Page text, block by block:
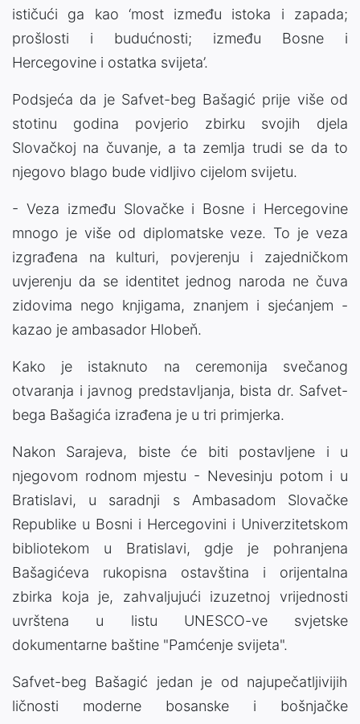
ističući ga kao ‘most između istoka i zapada;
prošlosti i budućnosti; između Bosne i
Hercegovine i ostatka svijeta’.
Podsjeća da je Safvet-beg Bašagić prije više od
stotinu godina povjerio zbirku svojih djela
Slovačkoj na čuvanje, a ta zemlja trudi se da to
njegovo blago bude vidljivo cijelom svijetu.
- Veza između Slovačke i Bosne i Hercegovine
mnogo je više od diplomatske veze. To je veza
izgrađena na kulturi, povjerenju i zajedničkom
uvjerenju da se identitet jednog naroda ne čuva
zidovima nego knjigama, znanjem i sjećanjem -
kazao je ambasador Hlobeň.
Kako je istaknuto na ceremonija svečanog
otvaranja i javnog predstavljanja, bista dr. Safvet-
bega Bašagića izrađena je u tri primjerka.
Nakon Sarajeva, biste će biti postavljene i u
njegovom rodnom mjestu - Nevesinju potom i u
Bratislavi, u saradnji s Ambasadom Slovačke
Republike u Bosni i Hercegovini i Univerzitetskom
bibliotekom u Bratislavi, gdje je pohranjena
Bašagićeva rukopisna ostavština i orijentalna
zbirka koja je, zahvaljujući izuzetnoj vrijednosti
uvrštena u listu UNESCO-ve svjetske
dokumentarne baštine "Pamćenje svijeta".
Safvet-beg Bašagić jedan je od najupečatljivijih
ličnosti moderne bosanske i bošnjačke